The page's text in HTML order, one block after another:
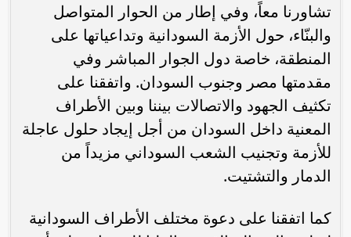
تشاورنا معاً، وفي إطار من الحوار المتواصل
والبنّاء، حول الأزمة السودانية وتداعياتها على
المنطقة، خاصة دول الجوار المباشر وفي
مقدمتها مصر وجنوب السودان. واتفقنا على
تكثيف الجهود والاتصالات بيننا وبين الأطراف
المعنية داخل السودان من أجل إيجاد حلول عاجلة
للأزمة وتجنيب الشعب السوداني مزيداً من
الدمار والتشتيت.
كما اتفقنا على دعوة مختلف الأطراف السودانية